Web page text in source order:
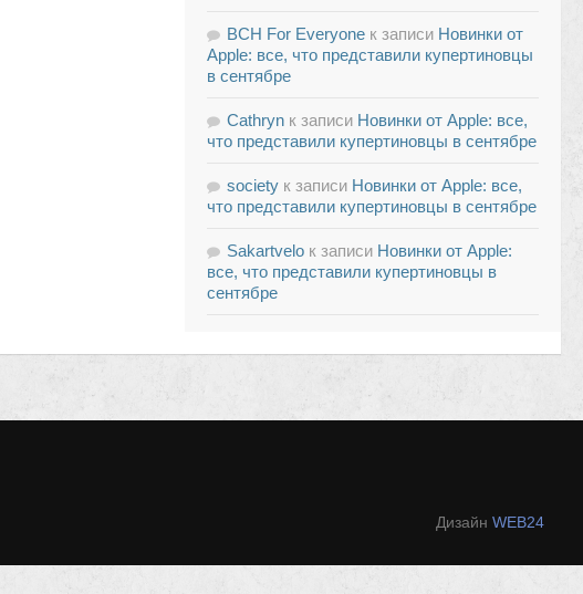
BCH For Everyone к записи Новинки от
Apple: все, что представили купертиновцы
в сентябре
Cathryn к записи Новинки от Apple: все,
что представили купертиновцы в сентябре
society к записи Новинки от Apple: все,
что представили купертиновцы в сентябре
Sakartvelo к записи Новинки от Apple:
все, что представили купертиновцы в
сентябре
Дизайн WEB24